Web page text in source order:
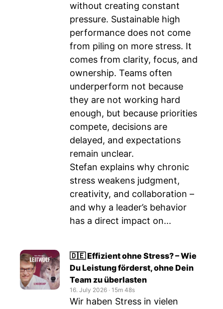
without creating constant
pressure. Sustainable high
performance does not come
from piling on more stress. It
comes from clarity, focus, and
ownership. Teams often
underperform not because
they are not working hard
enough, but because priorities
compete, decisions are
delayed, and expectations
remain unclear.
Stefan explains why chronic
stress weakens judgment,
creativity, and collaboration –
and why a leader’s behavior
has a direct impact on...
🇩🇪 Effizient ohne Stress? – Wie
Du Leistung förderst, ohne Dein
Team zu überlasten
16. July 2026 ‧ 15m 48s
Wir haben Stress in vielen